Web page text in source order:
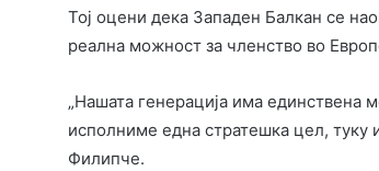
Тој оцени дека Западен Балкан се
реална можност за членство во
„Нашата генерација има
исполниме една стратешка цел, туку
Филипче.